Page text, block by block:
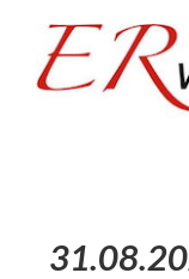
springen